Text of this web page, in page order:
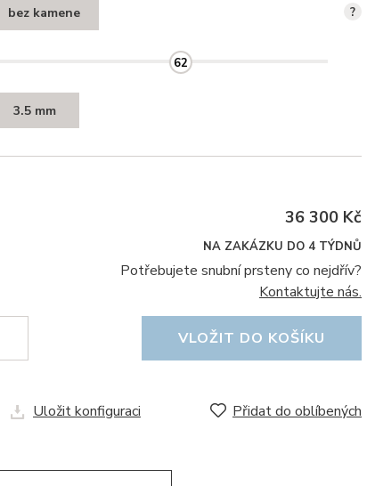
bez kamene ?
62
3.5 mm
36 300 Kč
NA ZAKÁZKU DO 4 TÝDNŮ
Potřebujete snubní prsteny co nejdřív?
Kontaktujte nás.
VLOŽIT DO KOŠÍKU
Uložit konfiguraci Přidat do oblíbených